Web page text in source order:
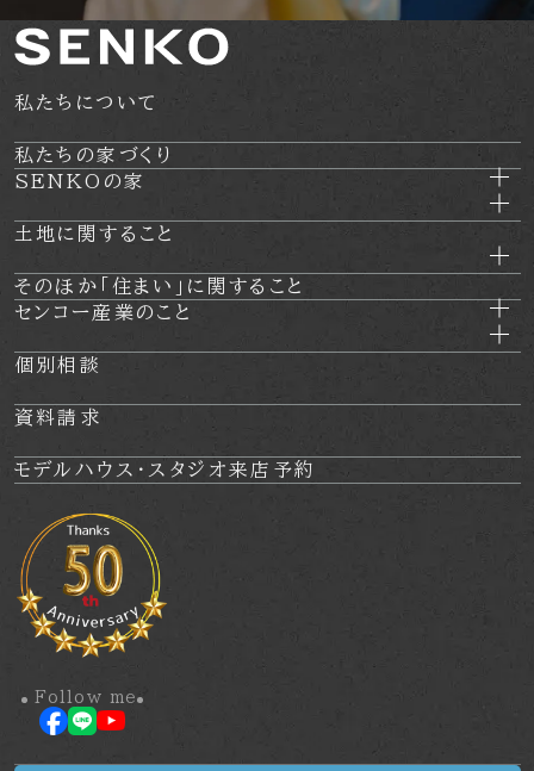
私たちについて
私たちの家づくり
SENKOの家
土地に関すること
そのほか 「住まい」に関すること
センコー産業のこと
個別相談
資料請求
モデルハウス・ スタジオ来店予約
Follow me